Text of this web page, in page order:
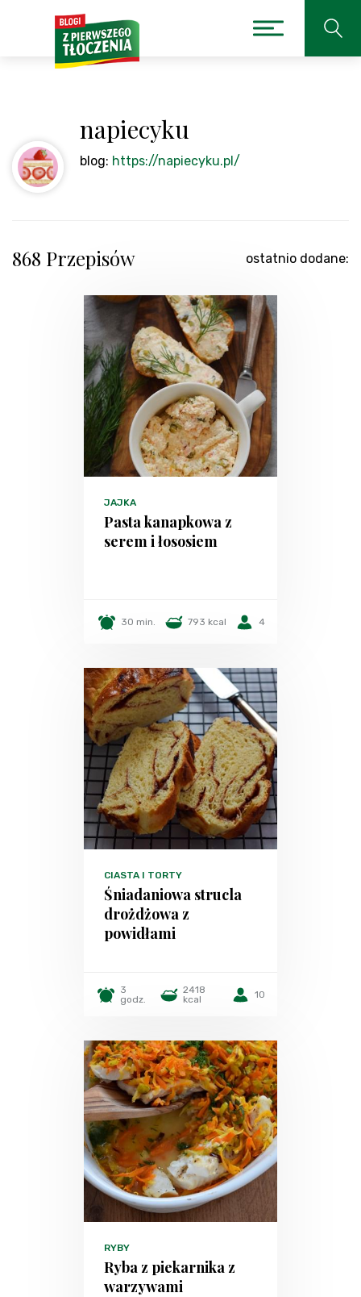
napiecyku
blog: https://napiecyku.pl/
868 Przepisów ostatnio dodane:
JAJKA
Pasta kanapkowa z
serem i łososiem
30 min. 793 kcal 4
CIASTA I TORTY
Śniadaniowa strucla
drożdżowa z
powidłami
3
godz.
2418
kcal
10
RYBY
Ryba z piekarnika z
warzywami